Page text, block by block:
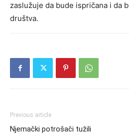
zaslužuje da bude ispričana i da
društva.
Previous article
Njemački potrošači tužili